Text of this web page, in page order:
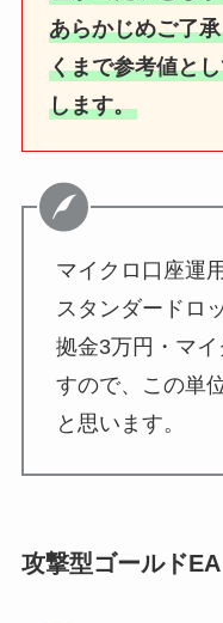
あらかじめご了
くまで参考値と
します。
マイクロ口座運
スタンダードロ
拠金3万円・マ
すので、この単
と思います。
攻撃型ゴールドEA